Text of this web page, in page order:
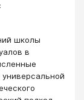
школы
в